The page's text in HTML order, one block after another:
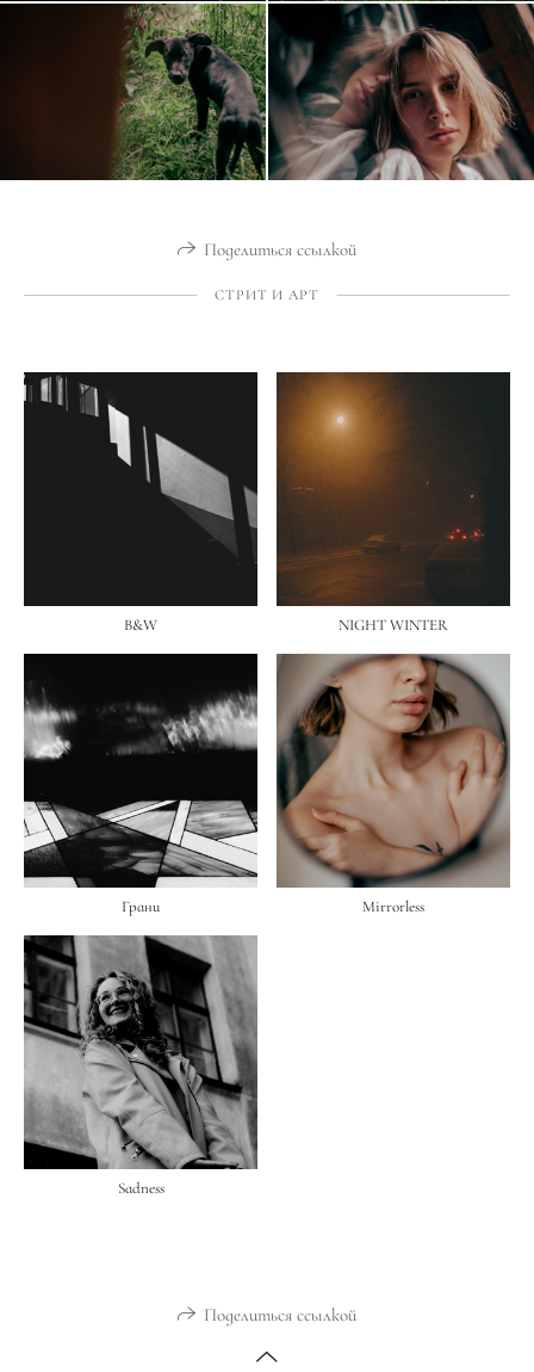
Поделиться ссылкой
СТРИТ И АРТ
B&W NIGHT WINTER
Грани Mirrorless
Sadness
Поделиться ссылкой